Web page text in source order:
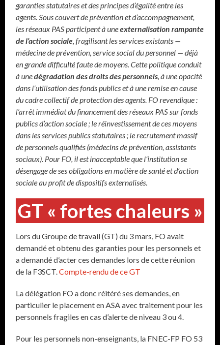
garanties statutaires et des principes d’égalité entre les
agents. Sous couvert de prévention et d’accompagnement,
les réseaux PAS participent à uneexternalisation rampante
de l’action sociale, fragilisant les services existants —
médecine de prévention, service social du personnel — déjà
en grande difficulté faute de moyens. Cette politique conduit
à unedégradation des droits des personnels, à une opacité
dans l’utilisation des fonds publics et à une remise en cause
du cadre collectif de protection des agents. FO revendique :
l’arrêt immédiat du financement des réseaux PAS sur fonds
publics d’action sociale ; le réinvestissement de ces moyens
dans les services publics statutaires ; le recrutement massif
de personnels qualifiés (médecins de prévention, assistants
sociaux). Pour FO, il est inacceptable que l’institution se
désengage de ses obligations en matière de santé et d’action
sociale au profit de dispositifs externalisés.
GT « fortes chaleurs »
Lors du Groupe de travail (GT) du 3 mars, FO avait
demandé et obtenu des garanties pour les personnels et
a demandé d’acter ces demandes lors de cette réunion
de la F3SCT.Compte-rendu de ce GT
La délégation FO a donc réitéré ses demandes, en
particulier le placement en ASA avec traitement pour les
personnels fragiles en cas d’alerte de niveau 3 ou 4.
Pour les personnels non-enseignants, la FNEC-FP FO 53